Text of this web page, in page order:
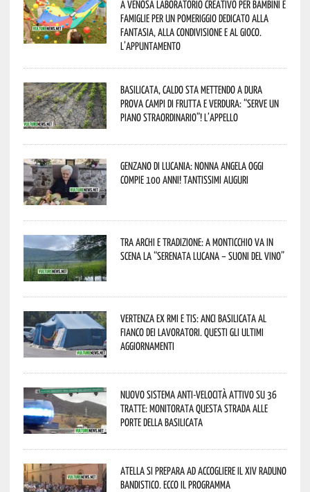
A Venosa laboratorio creativo per bambini e
famiglie per un pomeriggio dedicato alla
fantasia, alla condivisione e al gioco.
L’appuntamento
Basilicata, caldo sta mettendo a dura
prova campi di frutta e verdura: “Serve un
piano straordinario”! L’appello
Genzano di Lucania: nonna Angela oggi
compie 100 anni! Tantissimi auguri
Tra archi e tradizione: a Monticchio va in
scena la “Serenata lucana – suoni del vino”
Vertenza ex RMI e TIS: ANCI Basilicata al
fianco dei lavoratori. Questi gli ultimi
aggiornamenti
Nuovo sistema anti-velocità attivo su 36
tratte: monitorata questa strada alle
porte della Basilicata
Atella si prepara ad accogliere il XIV Raduno
Bandistico. Ecco il programma